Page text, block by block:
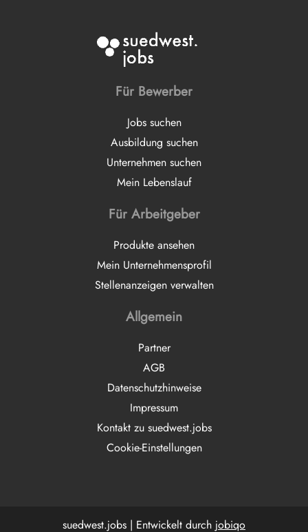
Für Bewerber
Jobs suchen
Ausbildung suchen
Unternehmen suchen
Mein Lebenslauf
Für Arbeitgeber
Produkte ansehen
Mein Unternehmensprofil
Stellenanzeigen verwalten
Allgemein
Partner
AGB
Datenschutzhinweise
Impressum
Kontakt zu suedwest.jobs
Cookie-Einstellungen
suedwest.jobs | Entwickelt durch jobiqo